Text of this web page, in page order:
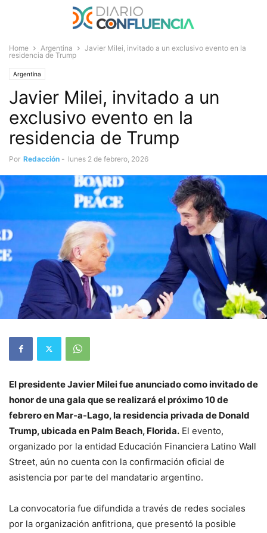
Home Argentina
Javier Milei, invitado a un exclusivo evento en la
residencia de Trump
Argentina
Javier Milei, invitado a un
exclusivo evento en la
residencia de Trump
Por Redacción - lunes 2 de febrero, 2026
El presidente Javier Milei fue anunciado como invitado de
honor de una gala que se realizará el próximo 10 de
febrero en Mar-a-Lago, la residencia privada de Donald
Trump, ubicada en Palm Beach, Florida. El evento,
organizado por la entidad Educación Financiera Latino Wall
Street, aún no cuenta con la confirmación oficial de
asistencia por parte del mandatario argentino.
La convocatoria fue difundida a través de redes sociales
por la organización anfitriona, que presentó la posible